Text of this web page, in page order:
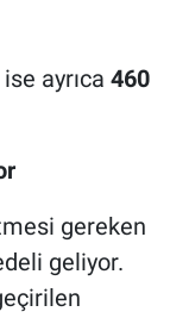
ayrıca 460
gereken
geliyor.